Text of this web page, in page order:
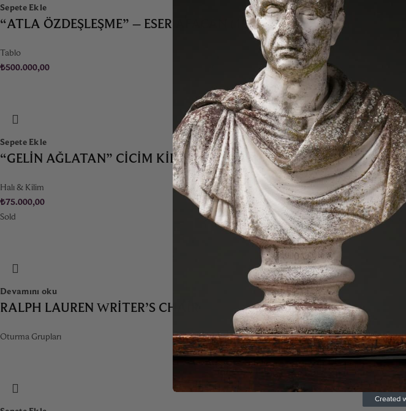
Sepete Ekle
“ATLA ÖZDEŞLEŞME” – ESER AFACAN (1953-)
Tablo
₺500.000,00
Sepete Ekle
“GELIN AĞLATAN” CICIM KILIM – 1935
Halı & Kilim
₺75.000,00
Sold
Devamını oku
RALPH LAUREN WRITER’S CHAIR
Oturma Grupları